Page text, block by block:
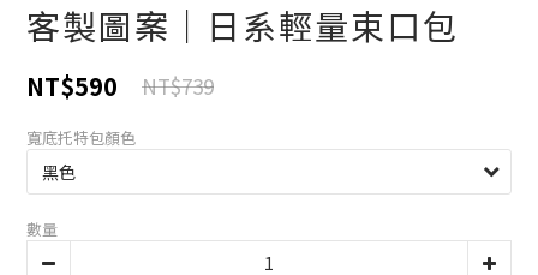
客製圖案｜日系輕量束口包
NT$590 NT$739
寬底托特包顏色
數量